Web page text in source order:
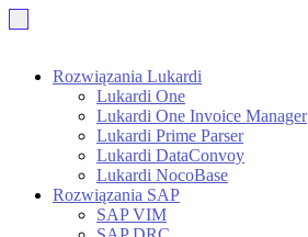
Rozwiązania Lukardi
Lukardi One
Lukardi One Invoice Manager
Lukardi Prime Parser
Lukardi DataConvoy
Lukardi NocoBase
Rozwiązania SAP
SAP VIM